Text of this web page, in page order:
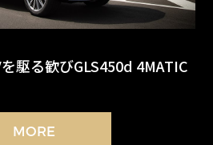
駆る歓びGLS450d 4MATIC
MORE